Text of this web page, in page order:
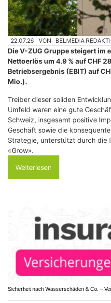
22.07.26 VON BELMEDIA
Die V-ZUG Gruppe steigert im
Nettoerlös um 4.9 % auf CHF
Betriebsergebnis (EBIT) auf
Mio.).
Treiber dieser soliden
Umfeld waren eine gute
Schweiz, insgesamt positive
Geschäft sowie die
Strategie, unterstützt durch die
«Grow».
Weiterlesen
Sicherheit nach Wasserschäden & Co. –